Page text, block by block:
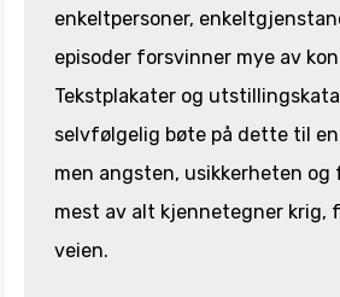
enkeltpersoner,
episoder forsvinner mye av
Tekstplakater og
selvfølgelig bøte på dette til
men angsten, usikkerheten og
mest av alt kjennetegner krig,
veien.